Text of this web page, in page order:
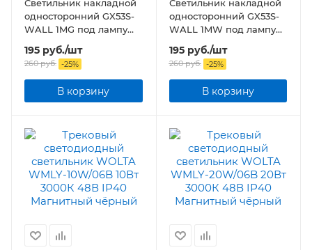
Светильник накладной
односторонний GX53S-
WALL 1MG под лампу
GX53 230B матовый
серый
195 руб./шт
260руб. -25%
В корзину
Светильник накладной
односторонний GX53S-
WALL 1MW под лампу
GX53 230B матовый
белый
195руб./шт
260руб. -25%
В корзину